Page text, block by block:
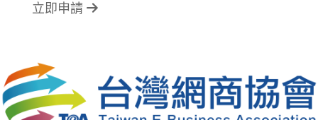
立即申請